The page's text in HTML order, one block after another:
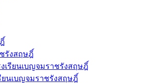
รังสฤษฎิ์
เรียนเบญจมราชรังสฤษฎิ์
ยนเบญจมราชรังสฤษฎิ์